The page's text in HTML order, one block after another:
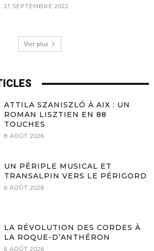
21 SEPTEMBRE 2022
Voir plus
ATTILA SZANISZLÓ À AIX : UN
ROMAN LISZTIEN EN 88
TOUCHES
8 AOÛT 2026
UN PÉRIPLE MUSICAL ET
TRANSALPIN VERS LE PÉRIGORD
6 AOÛT 2026
LA RÉVOLUTION DES CORDES À
LA ROQUE-D’ANTHÉRON
6 AOÛT 2026